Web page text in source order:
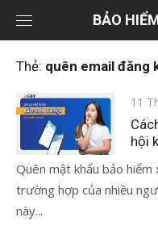
dung
BẢO
Thẻ: quên email đăng
Đăng
vào
11
hội
Quên mật khẩu bảo hiểm
trường hợp của nhiều
này...